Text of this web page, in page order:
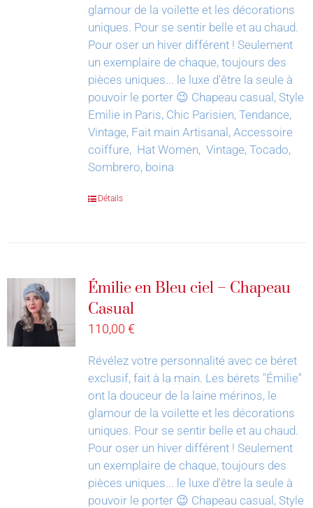
glamour de la voilette et les décorations
uniques. Pour se sentir belle et au chaud.
Pour oser un hiver différent ! Seulement
un exemplaire de chaque, toujours des
pièces uniques... le luxe d'être la seule à
pouvoir le porter 😉 Chapeau casual, Style
Emilie in Paris, Chic Parisien, Tendance,
Vintage, Fait main Artisanal, Accessoire
coiffure, Hat Women, Vintage, Tocado,
Sombrero, boina
Détails
Émilie en Bleu ciel – Chapeau
Casual
110,00 €
Révélez votre personnalité avec ce béret
exclusif, fait à la main. Les bérets "Émilie"
ont la douceur de la laine mérinos, le
glamour de la voilette et les décorations
uniques. Pour se sentir belle et au chaud.
Pour oser un hiver différent ! Seulement
un exemplaire de chaque, toujours des
pièces uniques... le luxe d'être la seule à
pouvoir le porter 😉 Chapeau casual, Style